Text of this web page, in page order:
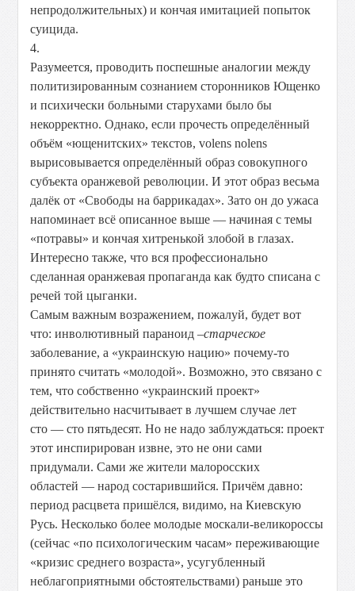
непродолжительных) и кончая имитацией попыток
суицида.
4.
Разумеется, проводить поспешные аналогии между
политизированным сознанием сторонников Ющенко
и психически больными старухами было бы
некорректно. Однако, если прочесть определённый
объём «ющенитских» текстов, volens nolens
вырисовывается определённый образ совокупного
субъекта оранжевой революции. И этот образ весьма
далёк от «Свободы на баррикадах». Зато он до ужаса
напоминает всё описанное выше — начиная с темы
«потравы» и кончая хитренькой злобой в глазах.
Интересно также, что вся профессионально
сделанная оранжевая пропаганда как будто списана с
речей той цыганки.
Самым важным возражением, пожалуй, будет вот
что: инволютивный параноид –старческое
заболевание, а «украинскую нацию» почему-то
принято считать «молодой». Возможно, это связано с
тем, что собственно «украинский проект»
действительно насчитывает в лучшем случае лет
сто — сто пятьдесят. Но не надо заблуждаться: проект
этот инспирирован извне, это не они сами
придумали. Сами же жители малоросских
областей — народ состарившийся. Причём давно:
период расцвета пришёлся, видимо, на Киевскую
Русь. Несколько более молодые москали-великороссы
(сейчас «по психологическим часам» переживающие
«кризис среднего возраста», усугубленный
неблагоприятными обстоятельствами) раньше это